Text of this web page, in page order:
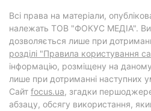
Всі права на матеріали,
належать ТОВ "ФОКУС МЕДІА".
дозволяється лише при
розділі "Правила користування
інформацію, розміщену на
лише при дотриманні наступних
Cайт focus.ua, згадки
абзацу, обсягу використання,